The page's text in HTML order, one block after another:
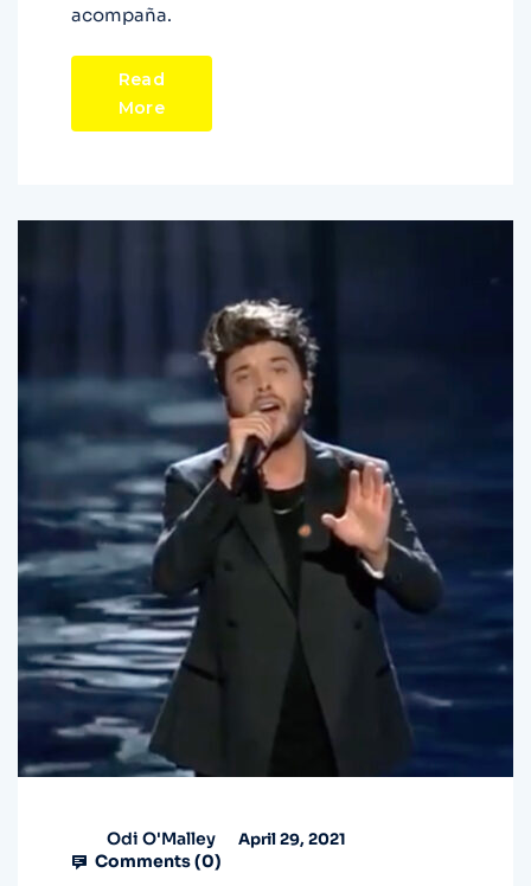
acompaña.
Read
More
Odi O'Malley April 29, 2021
Comments (0)